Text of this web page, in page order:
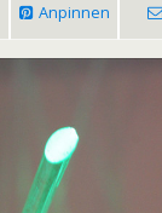
Anpinnen